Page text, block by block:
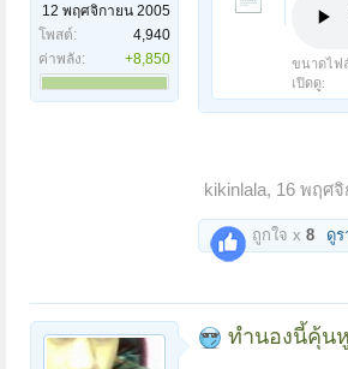
12 พฤศจิกายน 2005
โพสต์:
4,940
ค่าพลัง:
+8,850 ขนาดไฟ
เปิดดู:
kikinlala, 16 พฤศ
ถูกใจ x 8 ดูร
ทำนองนี้คุ้นหู